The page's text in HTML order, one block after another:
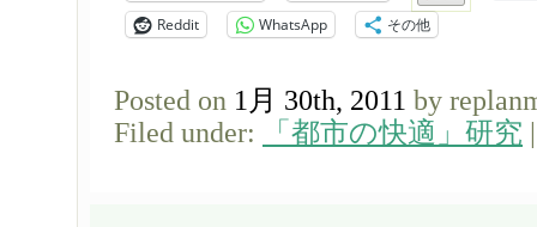
Reddit
WhatsApp その他
Posted on 1月 30th, 2011 by
Filed under:
「都市の快適」研究